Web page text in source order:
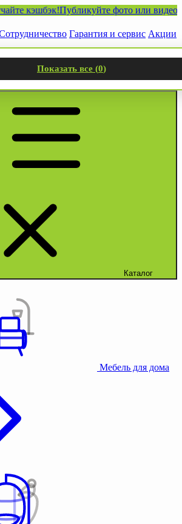
кэшбэк!Публикуйте фото или видео с
Гарантия и сервис Акции
Каталог
Мебель для дома
Показать все (0)